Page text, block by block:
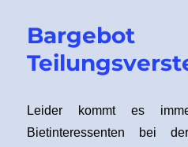
Leider kommt es
Bietinteressenten bei